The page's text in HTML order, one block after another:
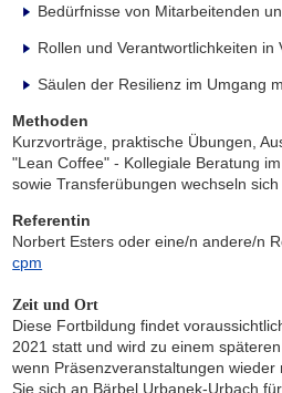
Bedürfnisse von Mitarbeitenden
Rollen und Verantwortlichkeiten in
Säulen der Resilienz im Umgang
Methoden
Kurzvorträge, praktische Übungen,
"Lean Coffee" - Kollegiale Beratung
sowie Transferübungen wechseln sich
Referentin
Norbert Esters oder eine/n andere/n
cpm
Zeit und Ort
Diese Fortbildung findet
2021 statt und wird zu einem
wenn Präsenzveranstaltungen wieder
Sie sich an Bärbel Urbanek-Urbach